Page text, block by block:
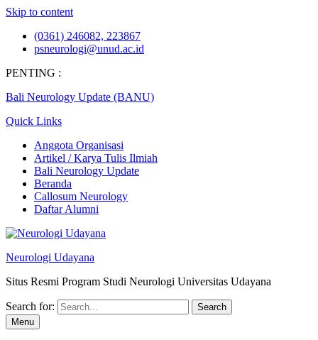
Skip to content
(0361) 246082, 223867
psneurologi@unud.ac.id
PENTING :
Bali Neurology Update (BANU)
Quick Links
Anggota Organisasi
Artikel / Karya Tulis Ilmiah
Bali Neurology Update
Beranda
Callosum Neurology
Daftar Alumni
Neurologi Udayana
Situs Resmi Program Studi Neurologi Universitas Udayana
Search for:
Menu